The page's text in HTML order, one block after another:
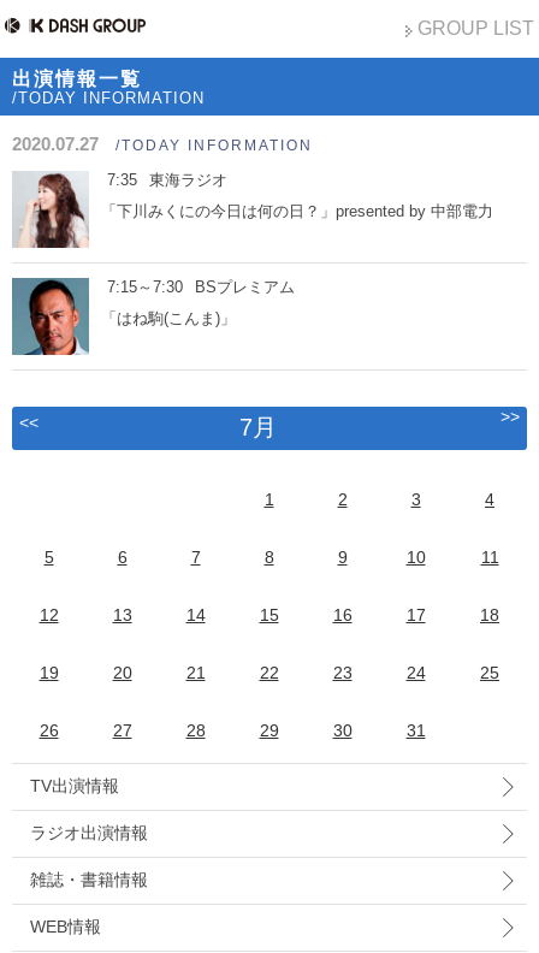
GROUP LIST
出演情報一覧
/TODAY INFORMATION
2020.07.27 /TODAY INFORMATION
7:35
東海ラジオ
「下川みくにの今日は何の日？」presented by 中部電力
7:15～7:30
BSプレミアム
「はね駒(こんま)」
<< 7月 >>
1 2 3 4
5 6 7 8 9 10 11
12 13 14 15 16 17 18
19 20 21 22 23 24 25
26 27 28 29 30 31
TV出演情報
ラジオ出演情報
雑誌・書籍情報
WEB情報